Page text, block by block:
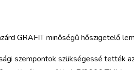
GRAFIT minőségű hőszigetelő
szempontok szükségessé tették